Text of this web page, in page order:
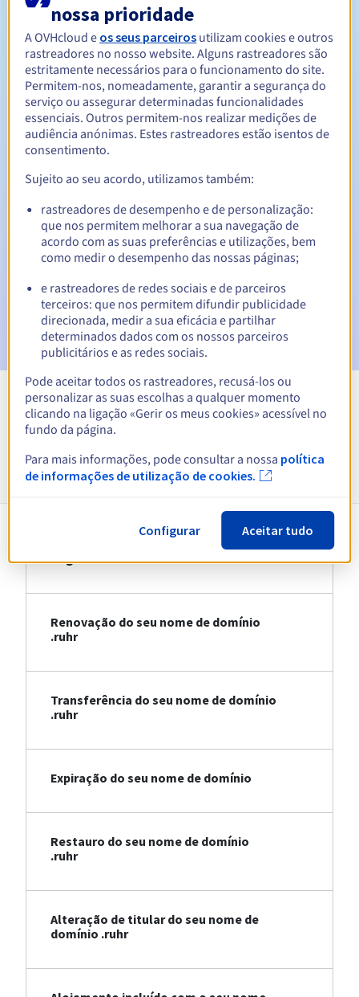
Período de renovação Entre 1 e 10 anos
Período de redenção 30 dias
Notificações automáticas:
E-mails de aviso:60, 30, 15, 7 e 3 dias antes da data de
expiração
E-mail no dia da expiraçãopara notificar a suspensão do
E-mail após o Redemption Grace Period para notificar a
eliminação do nome de domínio
Ver todas as extensões
Informações sobre .ruhr
Registo do seu nome de domínio .ruhr
Renovação do seu nome de domínio
.ruhr
Transferência do seu nome de domínio
.ruhr
Expiração do seu nome de domínio
Restauro do seu nome de domínio
.ruhr
Alteração de titular do seu nome de
domínio .ruhr
nossa prioridade
A OVHcloud e os seus parceiros utilizam cookies e outros
rastreadores no nosso website. Alguns rastreadores são
estritamente necessários para o funcionamento do site.
Permitem-nos, nomeadamente, garantir a segurança do
serviço ou assegurar determinadas funcionalidades
essenciais. Outros permitem-nos realizar medições de
audiência anónimas. Estes rastreadores estão isentos de
consentimento.
Sujeito ao seu acordo, utilizamos também:
rastreadores de desempenho e de personalização:
que nos permitem melhorar a sua navegação de
acordo com as suas preferências e utilizações, bem
como medir o desempenho das nossas páginas;
e rastreadores de redes sociais e de parceiros
terceiros: que nos permitem difundir publicidade
direcionada, medir a sua eficácia e partilhar
determinados dados com os nossos parceiros
publicitários e as redes sociais.
Pode aceitar todos os rastreadores, recusá-los ou
personalizar as suas escolhas a qualquer momento
clicando na ligação «Gerir os meus cookies» acessível no
fundo da página.
Para mais informações, pode consultar a nossa política
de informações de utilização de cookies.
Configurar Aceitar tudo